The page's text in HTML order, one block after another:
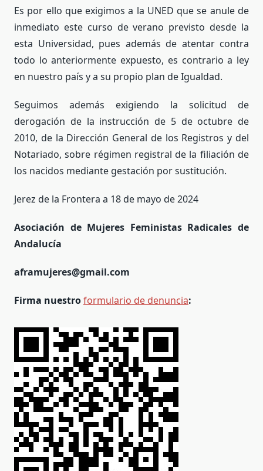
Es por ello que exigimos a la UNED que se anule de
inmediato este curso de verano previsto desde la
esta Universidad, pues además de atentar contra
todo lo anteriormente expuesto, es contrario a ley
en nuestro país y a su propio plan de Igualdad.
Seguimos además exigiendo la solicitud de
derogación de la instrucción de 5 de octubre de
2010, de la Dirección General de los Registros y del
Notariado, sobre régimen registral de la filiación de
los nacidos mediante gestación por sustitución.
Jerez de la Frontera a 18 de mayo de 2024
Asociación de Mujeres Feministas Radicales de
Andalucía
aframujeres@gmail.com
Firma nuestroformulario de denuncia: